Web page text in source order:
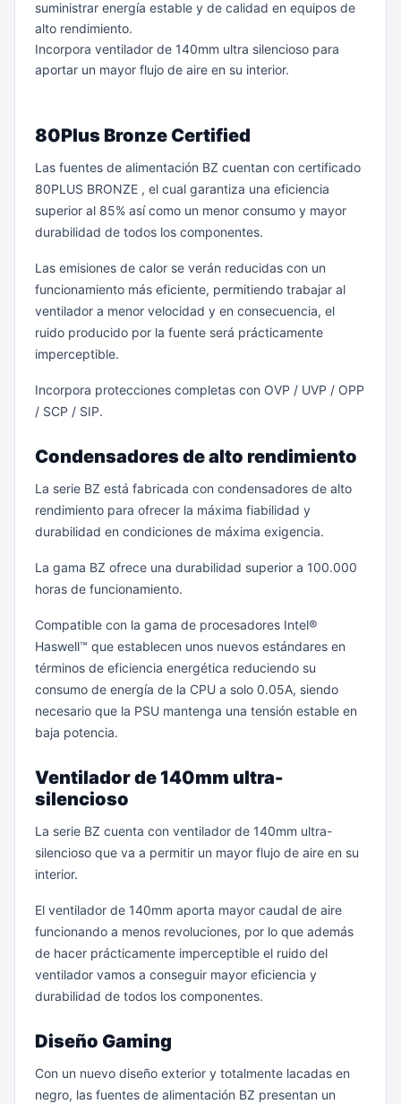
suministrar energía estable y de calidad en equipos de
alto rendimiento.
Incorpora ventilador de 140mm ultra silencioso para
aportar un mayor flujo de aire en su interior.
80Plus Bronze Certified
Las fuentes de alimentación BZ cuentan con certificado
80PLUS BRONZE , el cual garantiza una eficiencia
superior al 85% así como un menor consumo y mayor
durabilidad de todos los componentes.
Las emisiones de calor se verán reducidas con un
funcionamiento más eficiente, permitiendo trabajar al
ventilador a menor velocidad y en consecuencia, el
ruido producido por la fuente será prácticamente
imperceptible.
Incorpora protecciones completas con OVP / UVP / OPP
/ SCP / SIP.
Condensadores de alto rendimiento
La serie BZ está fabricada con condensadores de alto
rendimiento para ofrecer la máxima fiabilidad y
durabilidad en condiciones de máxima exigencia.
La gama BZ ofrece una durabilidad superior a 100.000
horas de funcionamiento.
Compatible con la gama de procesadores Intel®
Haswell™ que establecen unos nuevos estándares en
términos de eficiencia energética reduciendo su
consumo de energía de la CPU a solo 0.05A, siendo
necesario que la PSU mantenga una tensión estable en
baja potencia.
Ventilador de 140mm ultra-
silencioso
La serie BZ cuenta con ventilador de 140mm ultra-
silencioso que va a permitir un mayor flujo de aire en su
interior.
El ventilador de 140mm aporta mayor caudal de aire
funcionando a menos revoluciones, por lo que además
de hacer prácticamente imperceptible el ruido del
ventilador vamos a conseguir mayor eficiencia y
durabilidad de todos los componentes.
Diseño Gaming
Con un nuevo diseño exterior y totalmente lacadas en
negro, las fuentes de alimentación BZ presentan un